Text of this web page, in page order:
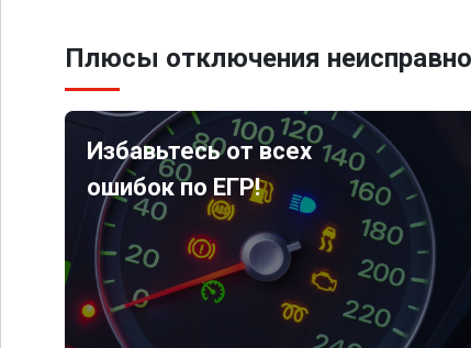
Плюсы отключения
Избавьтесь от всех
ошибок по ЕГР!